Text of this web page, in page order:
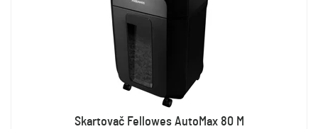
Skartovač Fellowes AutoMax 80 M